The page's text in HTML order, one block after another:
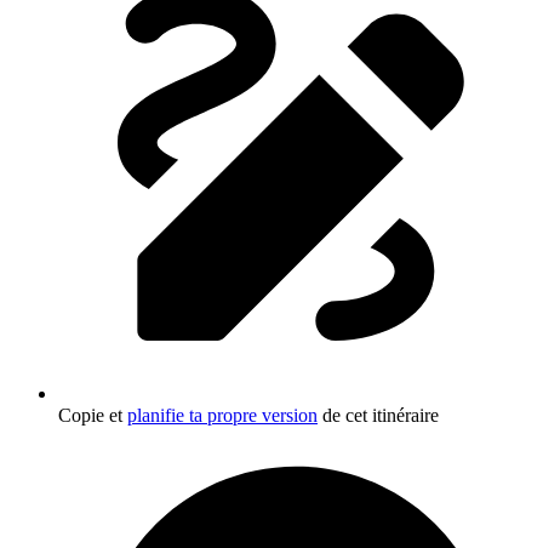
Copie et planifie ta propre version de cet itinéraire